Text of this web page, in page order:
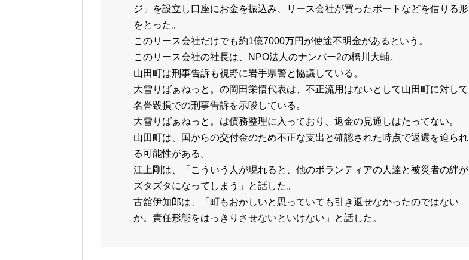
ジ」を設立し口座にお金を振込み、リース会社が買ったボートなどを借りる形
をとった。
このリース会社だけでも約1億7000万円が使途不明金があるという。
このリース会社の社長は、NPO法人のナンバー2の橋川大輔。
山田町は刑事告訴も視野に岩手県警と協議している。
大雪りばぁねっと。の岡田栄悟代表は、不正流用はないとして山田町に対して
名誉毀損での刑事告訴を示唆している。
大雪りばぁねっと。は債務整理に入っており、返金の見通しはたってない。
山田町は、国からの交付金のため不正な支出と確認された時点で返還を迫られ
る可能性がある。
江上剛は、「こういう人が現れると、他のボランティアの人達と被災者の絆が
ズタズタになってしまう」と話した。
古舘伊知郎は、「町もおかしいと思っていても引き返せなかったのではない
か。責任形態をはっきりさせないといけない」と話した。